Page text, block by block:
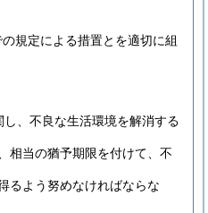
の規定による措置とを適切に組
、不良な生活環境を解消する
相当の猶予期限を付けて、不
るよう努めなければならな